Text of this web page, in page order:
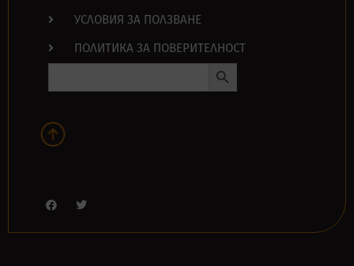
УСЛОВИЯ ЗА ПОЛЗВАНЕ
ПОЛИТИКА ЗА ПОВЕРИТЕЛНОСТ
Search Button